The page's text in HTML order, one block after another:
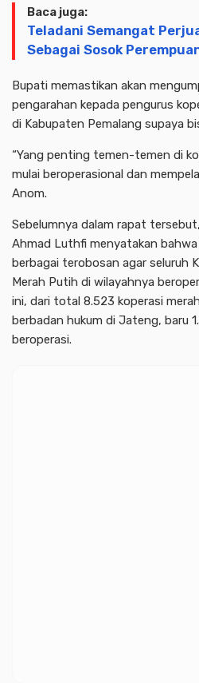
Baca juga:
Teladani Semangat
Sebagai Sosok
Bupati memastikan akan
pengarahan kepada pengurus
di Kabupaten Pemalang supaya
“Yang penting temen-temen di
mulai beroperasional dan
Anom.
Sebelumnya dalam rapat
Ahmad Luthfi menyatakan
berbagai terobosan agar seluruh
Merah Putih di wilayahnya
ini, dari total 8.523 koperasi
berbadan hukum di Jateng, baru
beroperasi.